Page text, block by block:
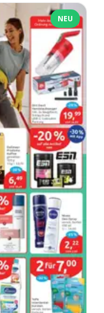
NEU